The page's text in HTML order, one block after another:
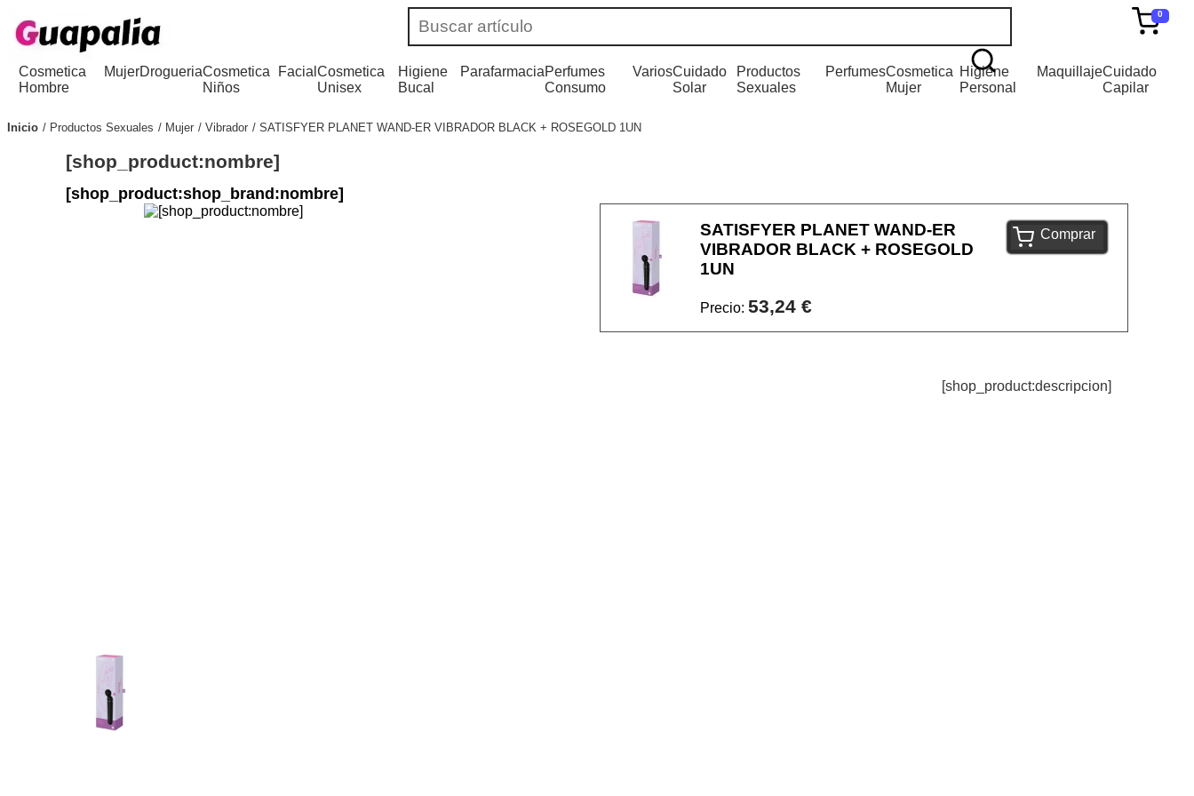
0
Cosmetica
Hombre
MujerDrogueriaCosmetica
Niños
FacialCosmetica
Unisex
Higiene
Bucal
ParafarmaciaPerfumes
Consumo
VariosCuidado
Solar
Productos
Sexuales
PerfumesCosmetica
Mujer
Higiene
Personal
MaquillajeCuidado
Capilar
Inicio Productos Sexuales Mujer Vibrador SATISFYER PLANET WAND-ER VIBRADOR BLACK + ROSEGOLD 1UN
[shop_product:nombre]
[shop_product:shop_brand:nombre]
SATISFYER PLANET WAND-ER
VIBRADOR BLACK + ROSEGOLD
1UN
Precio: 53,24 €
Comprar
[shop_product:descripcion]